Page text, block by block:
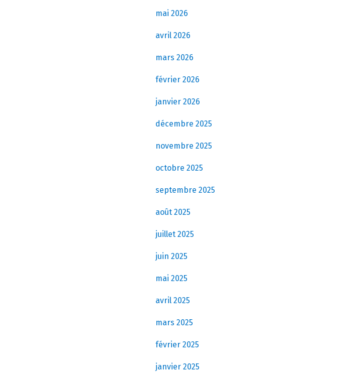
mai 2026
avril 2026
mars 2026
février 2026
janvier 2026
décembre 2025
novembre 2025
octobre 2025
septembre 2025
août 2025
juillet 2025
juin 2025
mai 2025
avril 2025
mars 2025
février 2025
janvier 2025